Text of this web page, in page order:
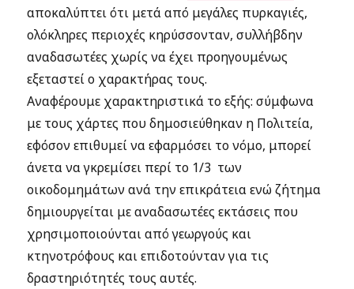
αποκαλύπτει ότι μετά από μεγάλες πυρκαγιές,
ολόκληρες περιοχές κηρύσσονταν, συλλήβδην
αναδασωτέες χωρίς να έχει προηγουμένως
εξεταστεί ο χαρακτήρας τους.
Αναφέρουμε χαρακτηριστικά το εξής: σύμφωνα
με τους χάρτες που δημοσιεύθηκαν η Πολιτεία,
εφόσον επιθυμεί να εφαρμόσει το νόμο, μπορεί
άνετα να γκρεμίσει περί το 1/3 των
οικοδομημάτων ανά την επικράτεια ενώ ζήτημα
δημιουργείται με αναδασωτέες εκτάσεις που
χρησιμοποιούνται από γεωργούς και
κτηνοτρόφους και επιδοτούνταν για τις
δραστηριότητές τους αυτές.